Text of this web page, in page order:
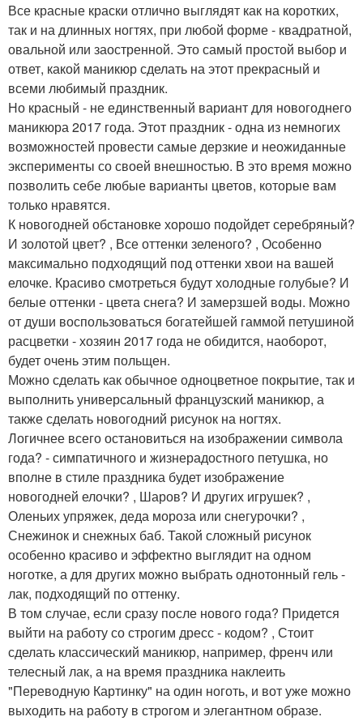
Все красные краски отлично выглядят как на коротких,
так и на длинных ногтях, при любой форме - квадратной,
овальной или заостренной. Это самый простой выбор и
ответ, какой маникюр сделать на этот прекрасный и
всеми любимый праздник.
Но красный - не единственный вариант для новогоднего
маникюра 2017 года. Этот праздник - одна из немногих
возможностей провести самые дерзкие и неожиданные
эксперименты со своей внешностью. В это время можно
позволить себе любые варианты цветов, которые вам
только нравятся.
К новогодней обстановке хорошо подойдет серебряный?
И золотой цвет? , Все оттенки зеленого? , Особенно
максимально подходящий под оттенки хвои на вашей
елочке. Красиво смотреться будут холодные голубые? И
белые оттенки - цвета снега? И замерзшей воды. Можно
от души воспользоваться богатейшей гаммой петушиной
расцветки - хозяин 2017 года не обидится, наоборот,
будет очень этим польщен.
Можно сделать как обычное одноцветное покрытие, так и
выполнить универсальный французский маникюр, а
также сделать новогодний рисунок на ногтях.
Логичнее всего остановиться на изображении символа
года? - симпатичного и жизнерадостного петушка, но
вполне в стиле праздника будет изображение
новогодней елочки? , Шаров? И других игрушек? ,
Оленьих упряжек, деда мороза или снегурочки? ,
Снежинок и снежных баб. Такой сложный рисунок
особенно красиво и эффектно выглядит на одном
ноготке, а для других можно выбрать однотонный гель -
лак, подходящий по оттенку.
В том случае, если сразу после нового года? Придется
выйти на работу со строгим дресс - кодом? , Стоит
сделать классический маникюр, например, френч или
телесный лак, а на время праздника наклеить
"Переводную Картинку" на один ноготь, и вот уже можно
выходить на работу в строгом и элегантном образе.